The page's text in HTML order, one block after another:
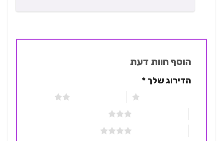
הוסף חוות דעת
הדירוג שלך*
2 מתוך 5 כוכבים